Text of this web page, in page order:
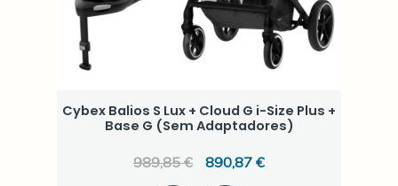
Cybex Balios S Lux + Cloud G i-Size Plus +
Base G (Sem Adaptadores)
989,85 € 890,87 €